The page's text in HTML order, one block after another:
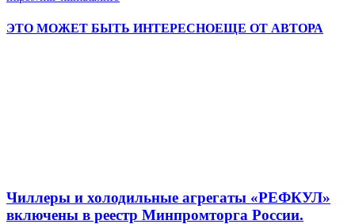
ЭТО МОЖЕТ БЫТЬ ИНТЕРЕСНОЕЩЕ ОТ АВТОРА
Чиллеры и холодильные агрегаты «РЕФКУЛ»
включены в реестр Минпромторга России.